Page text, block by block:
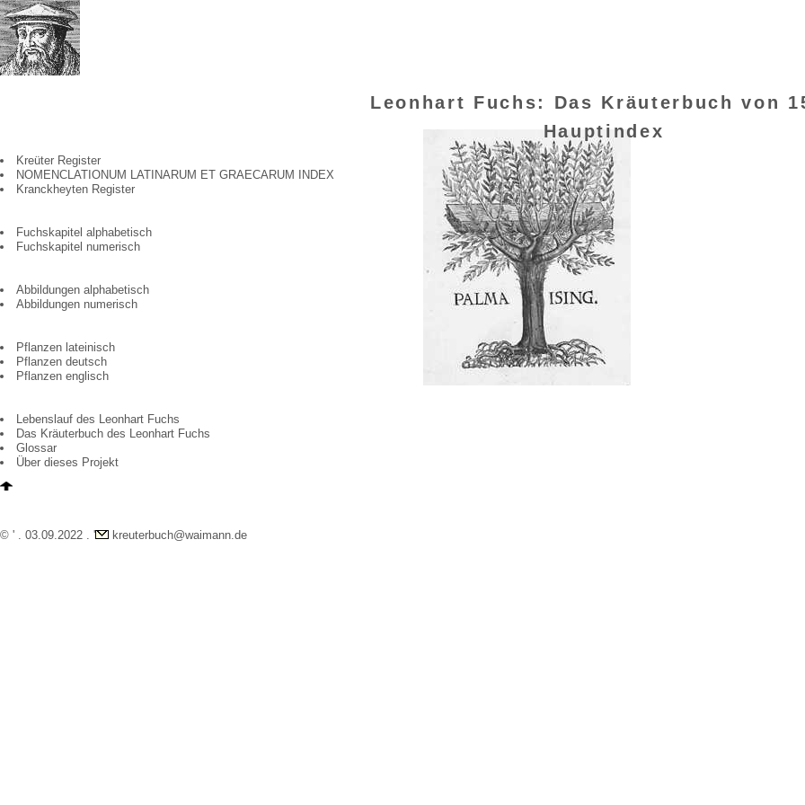
Leonhart Fuchs: Das Kräuterbuch von
Hauptindex
Kreüter Register
NOMENCLATIONUM LATINARUM ET GRAECARUM INDEX
Kranckheyten Register
Fuchskapitel alphabetisch
Fuchskapitel numerisch
Abbildungen alphabetisch
Abbildungen numerisch
Pflanzen lateinisch
Pflanzen deutsch
Pflanzen englisch
Lebenslauf des Leonhart Fuchs
Das Kräuterbuch des Leonhart Fuchs
Glossar
Über dieses Projekt
© ' . 03.09.2022 . ' kreuterbuch@waimann.de